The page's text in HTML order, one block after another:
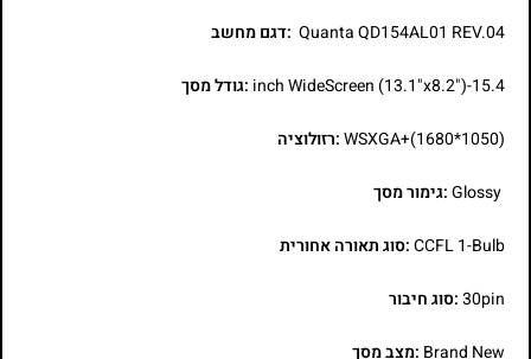
Quanta QD154AL01 REV.04 :דגם מחשב
15.4-inch WideScreen (13.1"x8.2") :גודל מסך
WSXGA+(1680*1050):רזולוציה
Glossy:גימור מסך
CCFL 1-Bulb:סוג תאורה אחורית
30pin:סוג חיבור
Brand New :מצב מסך